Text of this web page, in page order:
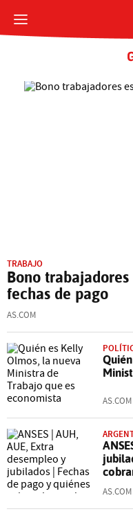
TRABAJO
Bono
fechas de pago
AS.COM
AS.COM
AS.COM